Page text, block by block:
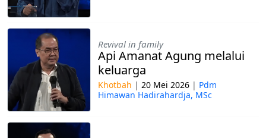
Revival in family
Api Amanat Agung melalui
keluarga
Khotbah | 20 Mei 2026 | Pdm
Himawan Hadirahardja, MSc